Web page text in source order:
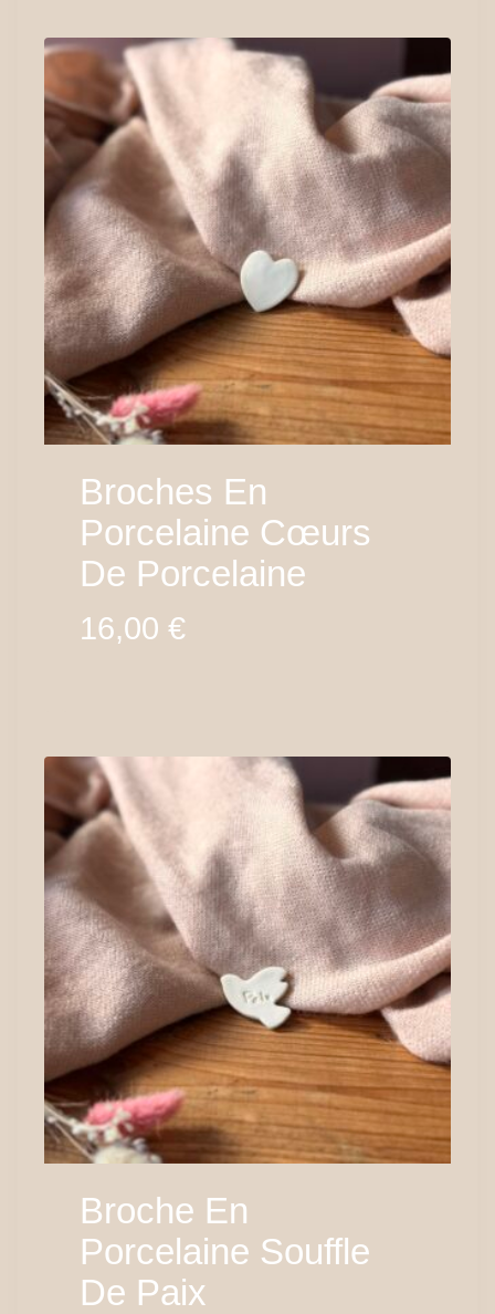
Broches En
Porcelaine Cœurs
De Porcelaine
16,00 €
Broche En
Porcelaine Souffle
De Paix